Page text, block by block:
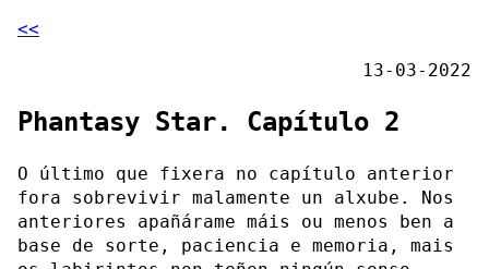
<<
13-03-2022
Phantasy Star. Capítulo 2
O último que fixera no capítulo anterior
fora sobrevivir malamente un alxube. Nos
anteriores apañárame máis ou menos ben a
base de sorte, paciencia e memoria, mais